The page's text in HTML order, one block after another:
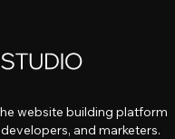
website building platform
and marketers.